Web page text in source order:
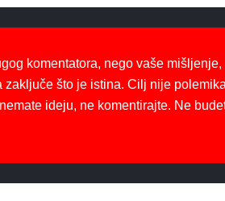
komentatora, nego vaše mišljenje,
što je istina. Cilj nije
ideju, ne komentirajte. Ne